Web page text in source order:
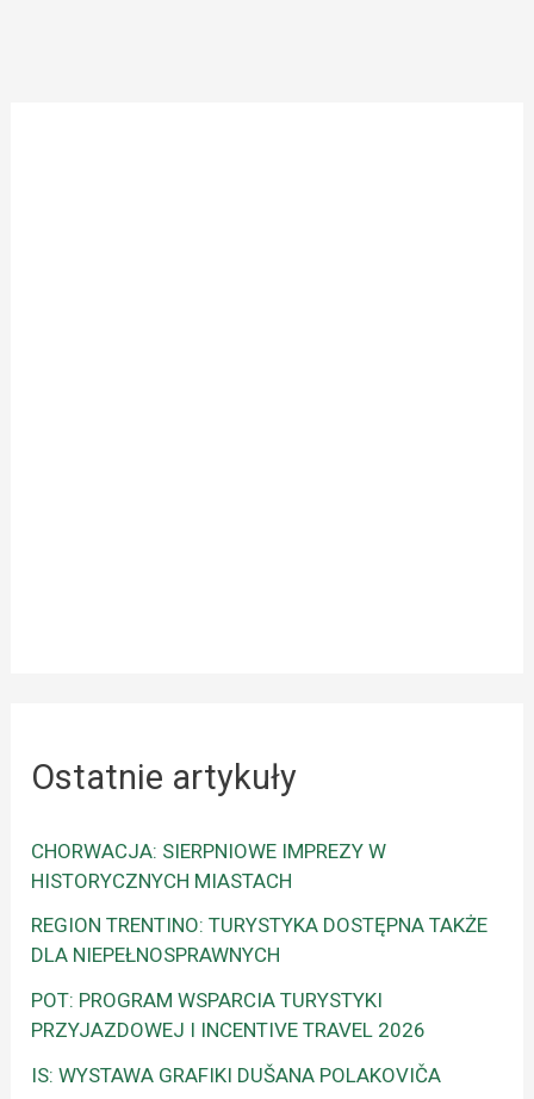
Ostatnie artykuły
CHORWACJA: SIERPNIOWE IMPREZY W
HISTORYCZNYCH MIASTACH
REGION TRENTINO: TURYSTYKA DOSTĘPNA TAKŻE
DLA NIEPEŁNOSPRAWNYCH
POT: PROGRAM WSPARCIA TURYSTYKI
PRZYJAZDOWEJ I INCENTIVE TRAVEL 2026
IS: WYSTAWA GRAFIKI DUŠANA POLAKOVIČA